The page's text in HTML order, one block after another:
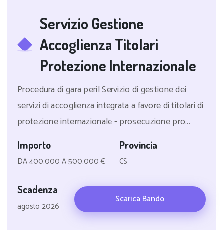
Servizio Gestione
Accoglienza Titolari
Protezione Internazionale
Procedura di gara peril Servizio di gestione dei
servizi di accoglienza integrata a favore di titolari di
protezione internazionale - prosecuzione pro...
Importo
DA 400.000 A 500.000 €
Provincia
CS
Scadenza
agosto 2026
Scarica Bando